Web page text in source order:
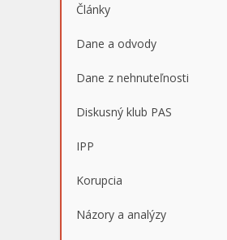
Články
Dane a odvody
Dane z nehnuteľnosti
Diskusný klub PAS
IPP
Korupcia
Názory a analýzy